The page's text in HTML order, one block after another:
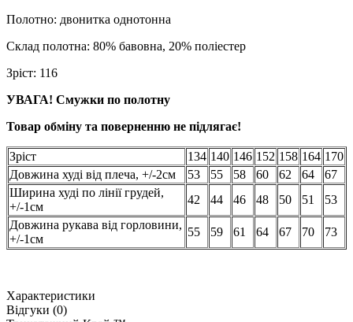
Полотно: двонитка однотонна
Склад полотна: 80% бавовна, 20% поліестер
Зріст: 116
УВАГА! Смужки по полотну
Товар обміну та поверненню не підлягає!
Зріст 134 140 146 152 158 164 170
Довжина худі від плеча, +/-2см
53 55 58 60 62 64
67
Ширина худі по лінії грудей,
+/-1см
42 44 46 48 50 51
53
Довжина рукава від горловини,
+/-1см
55 59 61 64 67 70 73
Характеристики
Відгуки (0)